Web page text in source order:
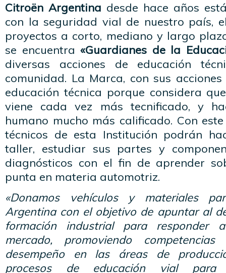
Citroën Argentina desde hace años
con la seguridad vial de nuestro país,
proyectos a corto, mediano y largo
se encuentra «Guardianes de la
diversas acciones de educación
comunidad. La Marca, con sus
educación técnica porque considera
viene cada vez más tecnificado, y
humano mucho más calificado. Con
técnicos de esta Institución podrán
taller, estudiar sus partes y
diagnósticos con el fin de aprender
punta en materia automotriz.
«Donamos vehículos y materiales
Argentina con el objetivo de apuntar al
formación industrial para responder
mercado, promoviendo
desempeño en las áreas de
procesos de educación vial